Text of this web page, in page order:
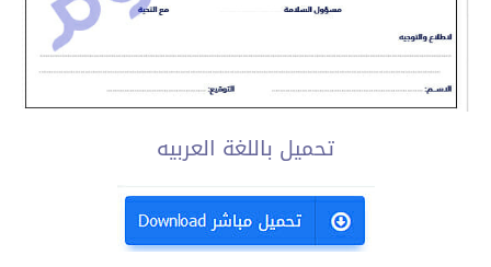
تحميل باللغة العربيه